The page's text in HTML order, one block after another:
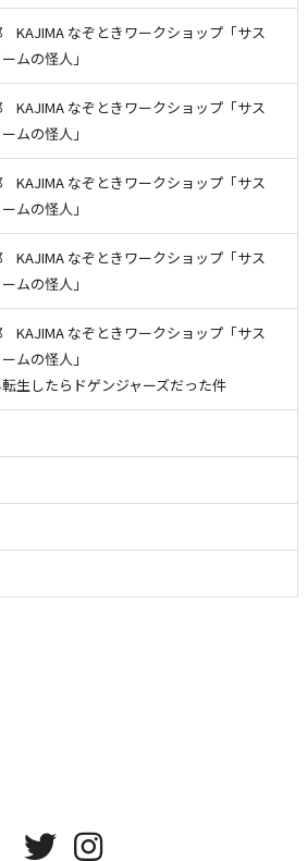
MEMBER MENU
KAJIMA なぞときワークショップ「サス
ムの怪人」
KAJIMA なぞときワークショップ「サス
ムの怪人」
KAJIMA なぞときワークショップ「サス
ムの怪人」
KAJIMA なぞときワークショップ「サス
ムの怪人」
KAJIMA なぞときワークショップ「サス
ムの怪人」
生したらドゲンジャーズだった件